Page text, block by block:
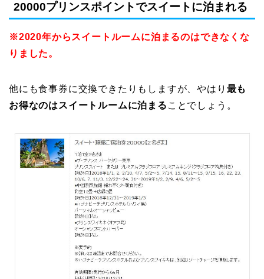
20000プリンスポイントでスイートに泊まれる
※2020年からスイートルームに泊まるのはできなくな
りました。
他にも食事券に交換できたりもしますが、やはり 最も
お得なのはスイートルームに泊まる ことでしょう。